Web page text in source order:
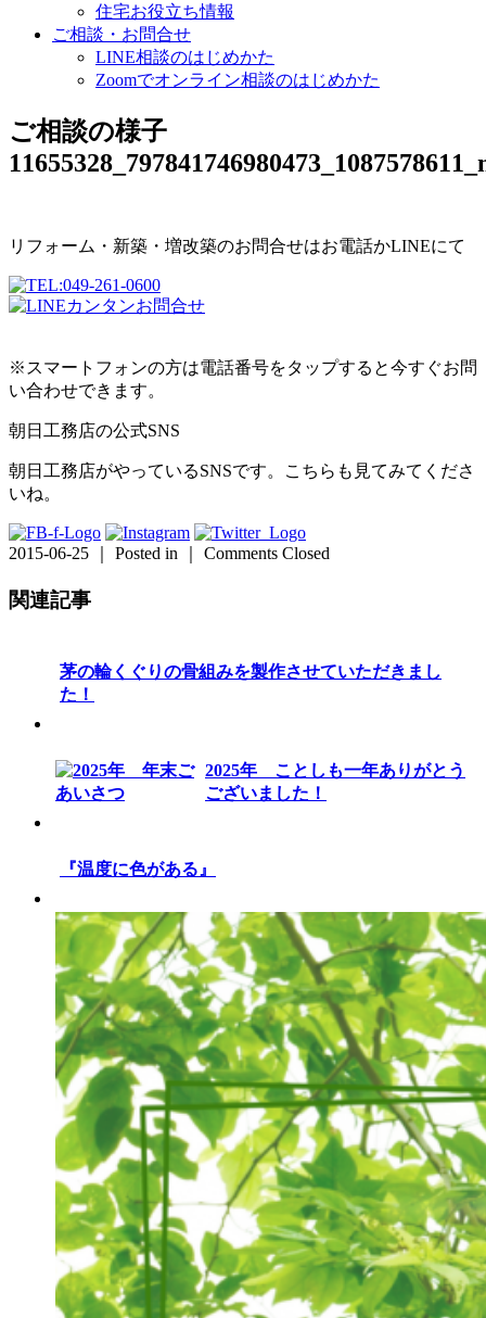
住宅お役立ち情報
ご相談・お問合せ
LINE相談のはじめかた
Zoomでオンライン相談のはじめかた
ご相談の様子
リフォーム・新築・増改築のお問合せはお電話かLINEにて
※スマートフォンの方は電話番号をタップすると今すぐお問
い合わせできます。
朝日工務店の公式SNS
朝日工務店がやっているSNSです。こちらも見てみてくださ
いね。
2015-06-25 ｜ Posted in ｜ Comments Closed
関連記事
茅の輪くぐりの骨組みを製作させていただきまし
た！
2025年 ことしも一年ありがとう
ございました！
『温度に色がある』